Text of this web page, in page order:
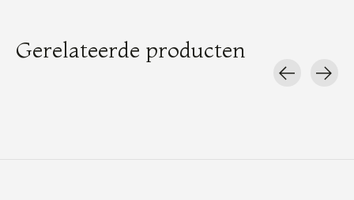
Gerelateerde producten